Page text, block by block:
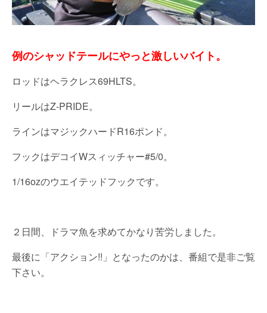
例のシャッドテールにやっと激しいバイト。
ロッドはヘラクレス69HLTS。
リールはZ-PRIDE。
ラインはマジックハードR16ポンド。
フックはデコイWスィッチャー#5/0。
1/16ozのウエイテッドフックです。
２日間、ドラマ魚を求めてかなり苦労しました。
最後に「アクション!!」となったのかは、番組で是非ご覧
下さい。